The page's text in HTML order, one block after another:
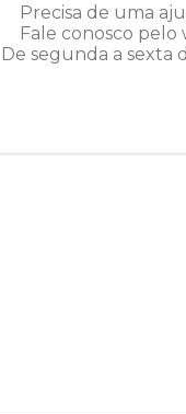
Precisa de uma
Fale conosco pelo
De segunda a sexta